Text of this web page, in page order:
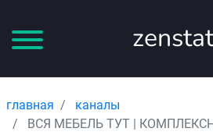
zenstat
главная
каналы
ВСЯ МЕБЕЛЬ ТУТ |